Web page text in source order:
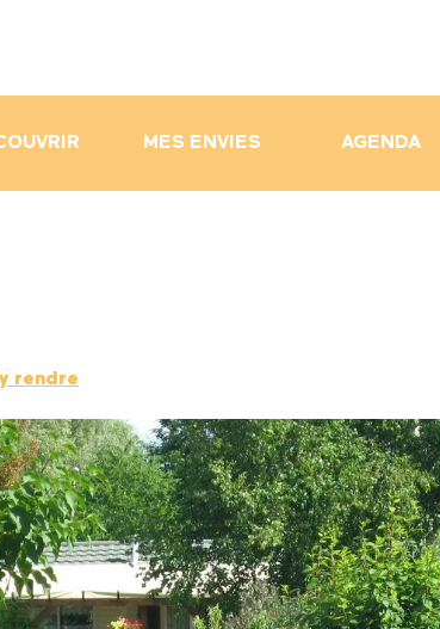
MES ENVIES AGENDA
rendre